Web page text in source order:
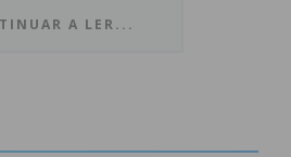
de manga – que foi
A LER...